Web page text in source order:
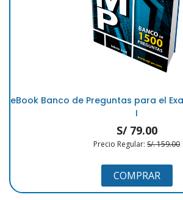
eBook Banco de Preguntas para el
I
S/ 79.00
Precio Regular: S/. 159.00
COMPRAR